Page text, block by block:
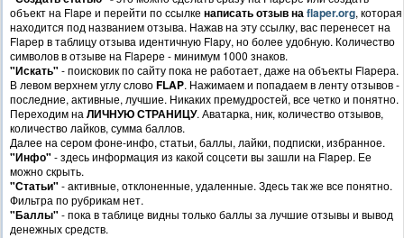
объект на Flapе и перейти по ссылке написать отзыв наflaper.org, которая
находится под названием отзыва. Нажав на эту ссылку, вас перенесет на
Flapер в таблицу отзыва идентичную Flapу, но более удобную. Количество
символов в отзыве на Flapере - минимум 1000 знаков.
"Искать" - поисковик по сайту пока не работает, даже на объекты Flapера.
В левом верхнем углу словоFLAP. Нажимаем и попадаем в ленту отзывов -
последние, активные, лучшие. Никаких премудростей, все четко и понятно.
Переходим на ЛИЧНУЮ СТРАНИЦУ. Аватарка, ник, количество отзывов,
количество лайков, сумма баллов.
Далее на сером фоне-инфо, статьи, баллы, лайки, подписки, избранное.
"Инфо" - здесь информация из какой соцсети вы зашли на Flapер. Ее
можно скрыть.
"Статьи" - активные, отклоненные, удаленные. Здесь так же все понятно.
Фильтра по рубрикам нет.
"Баллы" - пока в таблице видны только баллы за лучшие отзывы и вывод
денежных средств.